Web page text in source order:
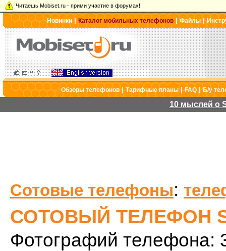
Читаешь Mobiset.ru - прими участие в форумах!
Новинки|Каталог мобильных телефонов |Файлы|
Обзоры телефонов|Тарифные планы|FAQ|Б/у
10 мыслей о
Сотовые телефоны:
СОТОВЫЙ ТЕЛЕФОН
Фотографий телефона: